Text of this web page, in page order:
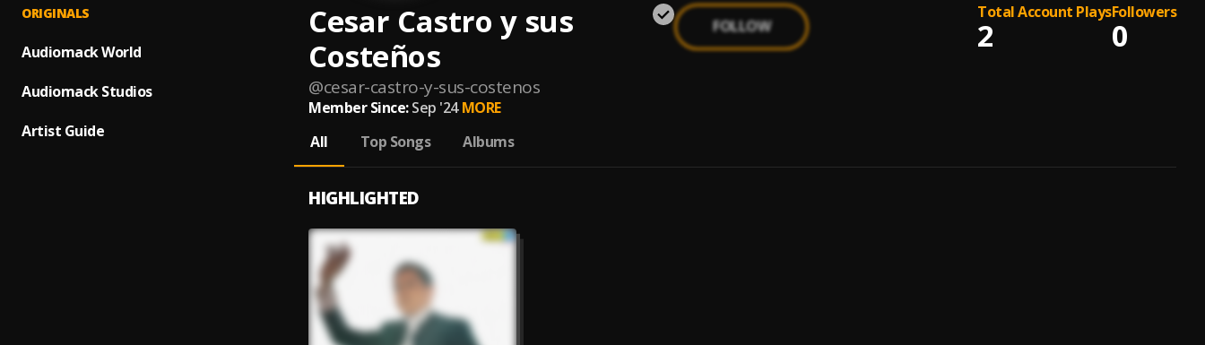
ORIGINALS
Audiomack World
Audiomack Studios
Artist Guide
Cesar Castro y sus
Costeños
@cesar-castro-y-sus-costenos
FOLLOW
Total Account Plays
2
Followers
0
Member Since: Sep '24 MORE
All
Top Songs Albums
HIGHLIGHTED